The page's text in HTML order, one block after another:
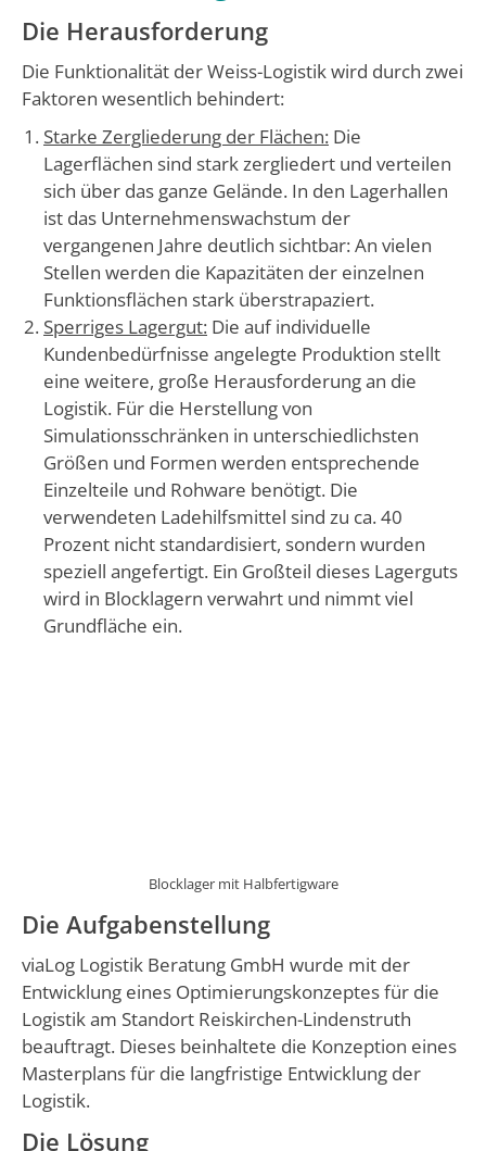
Die Herausforderung
Die Funktionalität der Weiss-Logistik wird durch zwei
Faktoren wesentlich behindert:
Starke Zergliederung der Flächen: Die
Lagerflächen sind stark zergliedert und verteilen
sich über das ganze Gelände. In den Lagerhallen
ist das Unternehmenswachstum der
vergangenen Jahre deutlich sichtbar: An vielen
Stellen werden die Kapazitäten der einzelnen
Funktionsflächen stark überstrapaziert.
Sperriges Lagergut: Die auf individuelle
Kundenbedürfnisse angelegte Produktion stellt
eine weitere, große Herausforderung an die
Logistik. Für die Herstellung von
Simulationsschränken in unterschiedlichsten
Größen und Formen werden entsprechende
Einzelteile und Rohware benötigt. Die
verwendeten Ladehilfsmittel sind zu ca. 40
Prozent nicht standardisiert, sondern wurden
speziell angefertigt. Ein Großteil dieses Lagerguts
wird in Blocklagern verwahrt und nimmt viel
Grundfläche ein.
Blocklager mit Halbfertigware
Die Aufgabenstellung
viaLog Logistik Beratung GmbH wurde mit der
Entwicklung eines Optimierungskonzeptes für die
Logistik am Standort Reiskirchen-Lindenstruth
beauftragt. Dieses beinhaltete die Konzeption eines
Masterplans für die langfristige Entwicklung der
Logistik.
Die Lösung